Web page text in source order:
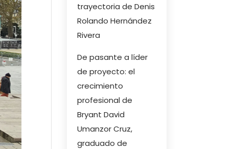
trayectoria de Denis
Rolando Hernández
Rivera
De pasante a líder
de proyecto: el
crecimiento
profesional de
Bryant David
Umanzor Cruz,
graduado de